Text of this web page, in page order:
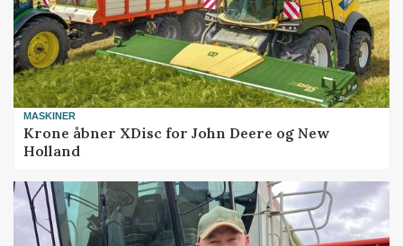
MASKINER
Krone åbner XDisc for John Deere og New
Holland